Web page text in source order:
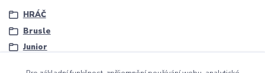
HRÁČ
Brusle
Junior